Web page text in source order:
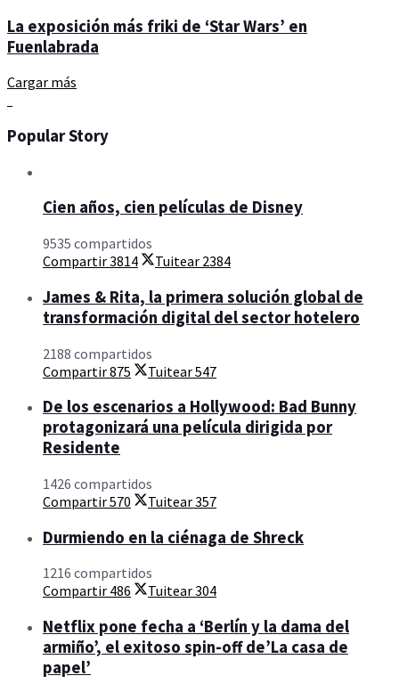
La exposición más friki de ‘Star Wars’ en
Fuenlabrada
Cargar más
Popular Story
Cien años, cien películas de Disney
9535 compartidos
Compartir3814 Tuitear 2384
James & Rita, la primera solución global de
transformación digital del sector hotelero
2188 compartidos
Compartir875 Tuitear547
De los escenarios a Hollywood: Bad Bunny
protagonizará una película dirigida por
Residente
1426 compartidos
Compartir570 Tuitear357
Durmiendo en la ciénaga de Shreck
1216 compartidos
Compartir 486 Tuitear304
Netflix pone fecha a ‘Berlín y la dama del
armiño’, el exitoso spin-off de’La casa de
papel’